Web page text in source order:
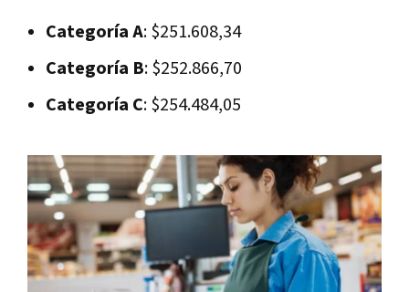
Categoría A: $251.608,34
Categoría B: $252.866,70
Categoría C: $254.484,05